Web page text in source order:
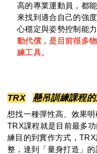
高的專業運動員，都
來找到適合自己的強
心穩定與姿勢控制能
動代償，是目前很多
練工具。
TRX 懸吊訓練課程
想找一種彈性高、效果
TRX課程就是目前最多
練目的到實作方式，
整，達到「量身打造」的